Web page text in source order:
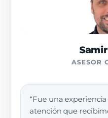
ASESOR
“Fue una
atención que